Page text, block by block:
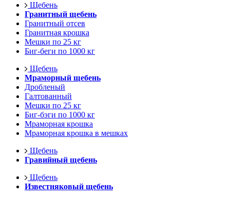
Щебень
Гранитный щебень
Гранитный отсев
Гранитная крошка
Мешки по 25 кг
Биг-беги по 1000 кг
Щебень
Мраморный щебень
Дробленый
Галтованный
Мешки по 25 кг
Биг-бэги по 1000 кг
Мраморная крошка
Мраморная крошка в мешках
Щебень
Гравийный щебень
Щебень
Известняковый щебень